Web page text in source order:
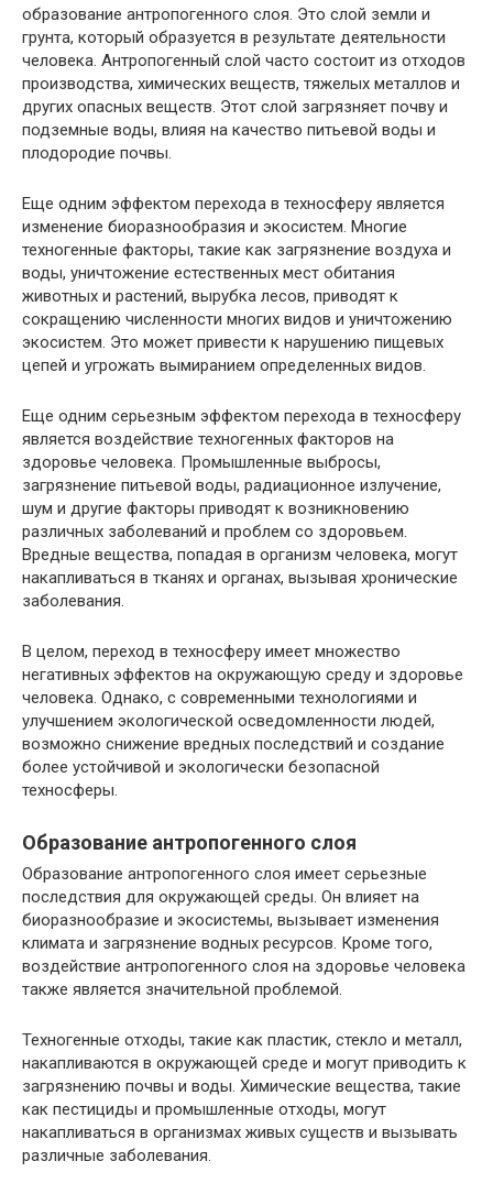
образование антропогенного слоя. Это слой земли и
грунта, который образуется в результате деятельности
человека. Антропогенный слой часто состоит из отходов
производства, химических веществ, тяжелых металлов и
других опасных веществ. Этот слой загрязняет почву и
подземные воды, влияя на качество питьевой воды и
плодородие почвы.
Еще одним эффектом перехода в техносферу является
изменение биоразнообразия и экосистем. Многие
техногенные факторы, такие как загрязнение воздуха и
воды, уничтожение естественных мест обитания
животных и растений, вырубка лесов, приводят к
сокращению численности многих видов и уничтожению
экосистем. Это может привести к нарушению пищевых
цепей и угрожать вымиранием определенных видов.
Еще одним серьезным эффектом перехода в техносферу
является воздействие техногенных факторов на
здоровье человека. Промышленные выбросы,
загрязнение питьевой воды, радиационное излучение,
шум и другие факторы приводят к возникновению
различных заболеваний и проблем со здоровьем.
Вредные вещества, попадая в организм человека, могут
накапливаться в тканях и органах, вызывая хронические
заболевания.
В целом, переход в техносферу имеет множество
негативных эффектов на окружающую среду и здоровье
человека. Однако, с современными технологиями и
улучшением экологической осведомленности людей,
возможно снижение вредных последствий и создание
более устойчивой и экологически безопасной
техносферы.
Образование антропогенного слоя
Образование антропогенного слоя имеет серьезные
последствия для окружающей среды. Он влияет на
биоразнообразие и экосистемы, вызывает изменения
климата и загрязнение водных ресурсов. Кроме того,
воздействие антропогенного слоя на здоровье человека
также является значительной проблемой.
Техногенные отходы, такие как пластик, стекло и металл,
накапливаются в окружающей среде и могут приводить к
загрязнению почвы и воды. Химические вещества, такие
как пестициды и промышленные отходы, могут
накапливаться в организмах живых существ и вызывать
различные заболевания.